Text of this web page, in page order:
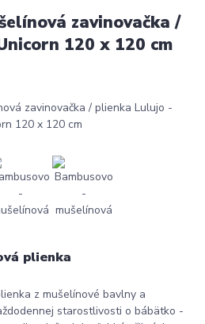
zavinovačka /
120 x 120 cm
plienka
z mušelínové bavlny a
starostlivosti o bábätko -